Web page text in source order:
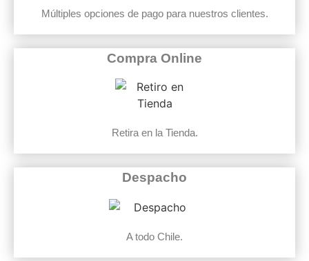
Múltiples opciones de pago para nuestros clientes.
Compra Online
Retira en la Tienda.
Despacho
A todo Chile.